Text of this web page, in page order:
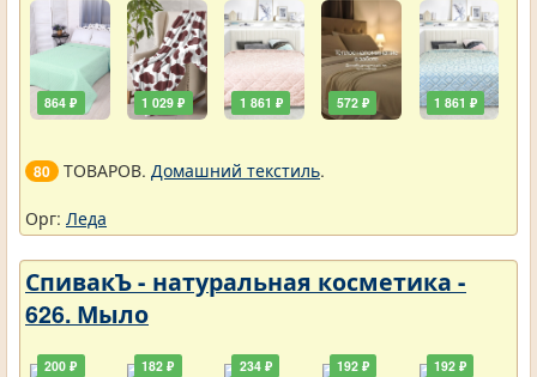
864 ₽ 1 029 ₽ 1 861 ₽ 572 ₽ 1 861 ₽
80 ТОВАРОВ. Домашний текстиль.
Орг: Леда
СпивакЪ - натуральная косметика -
626. Мыло
200 ₽ 182 ₽ 234 ₽ 192 ₽ 192 ₽